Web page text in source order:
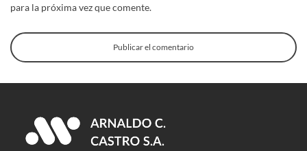
para la próxima vez que comente.